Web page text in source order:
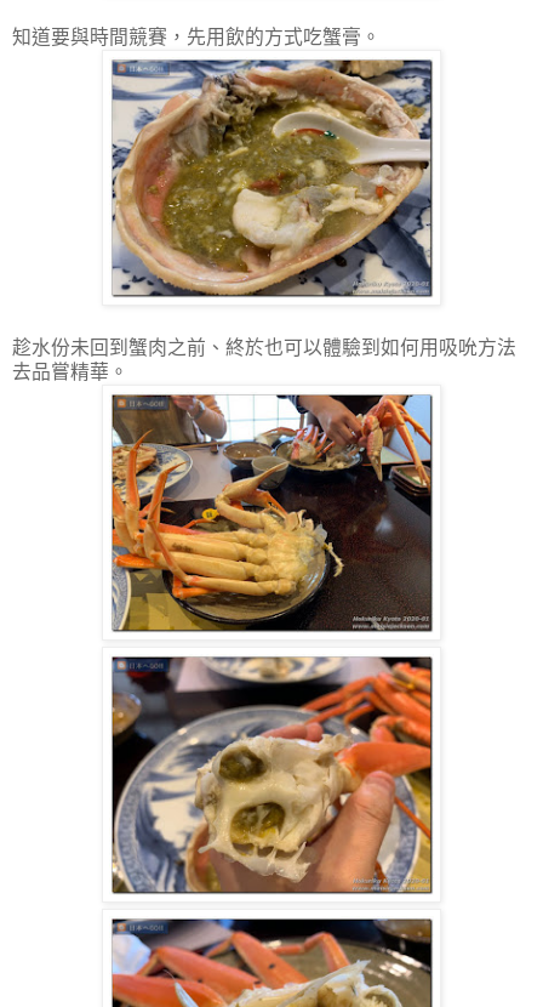
知道要與時間競賽，先用飲的方式吃蟹膏。
趁水份未回到蟹肉之前、終於也可以體驗到如何用吸吮方法
去品嘗精華。